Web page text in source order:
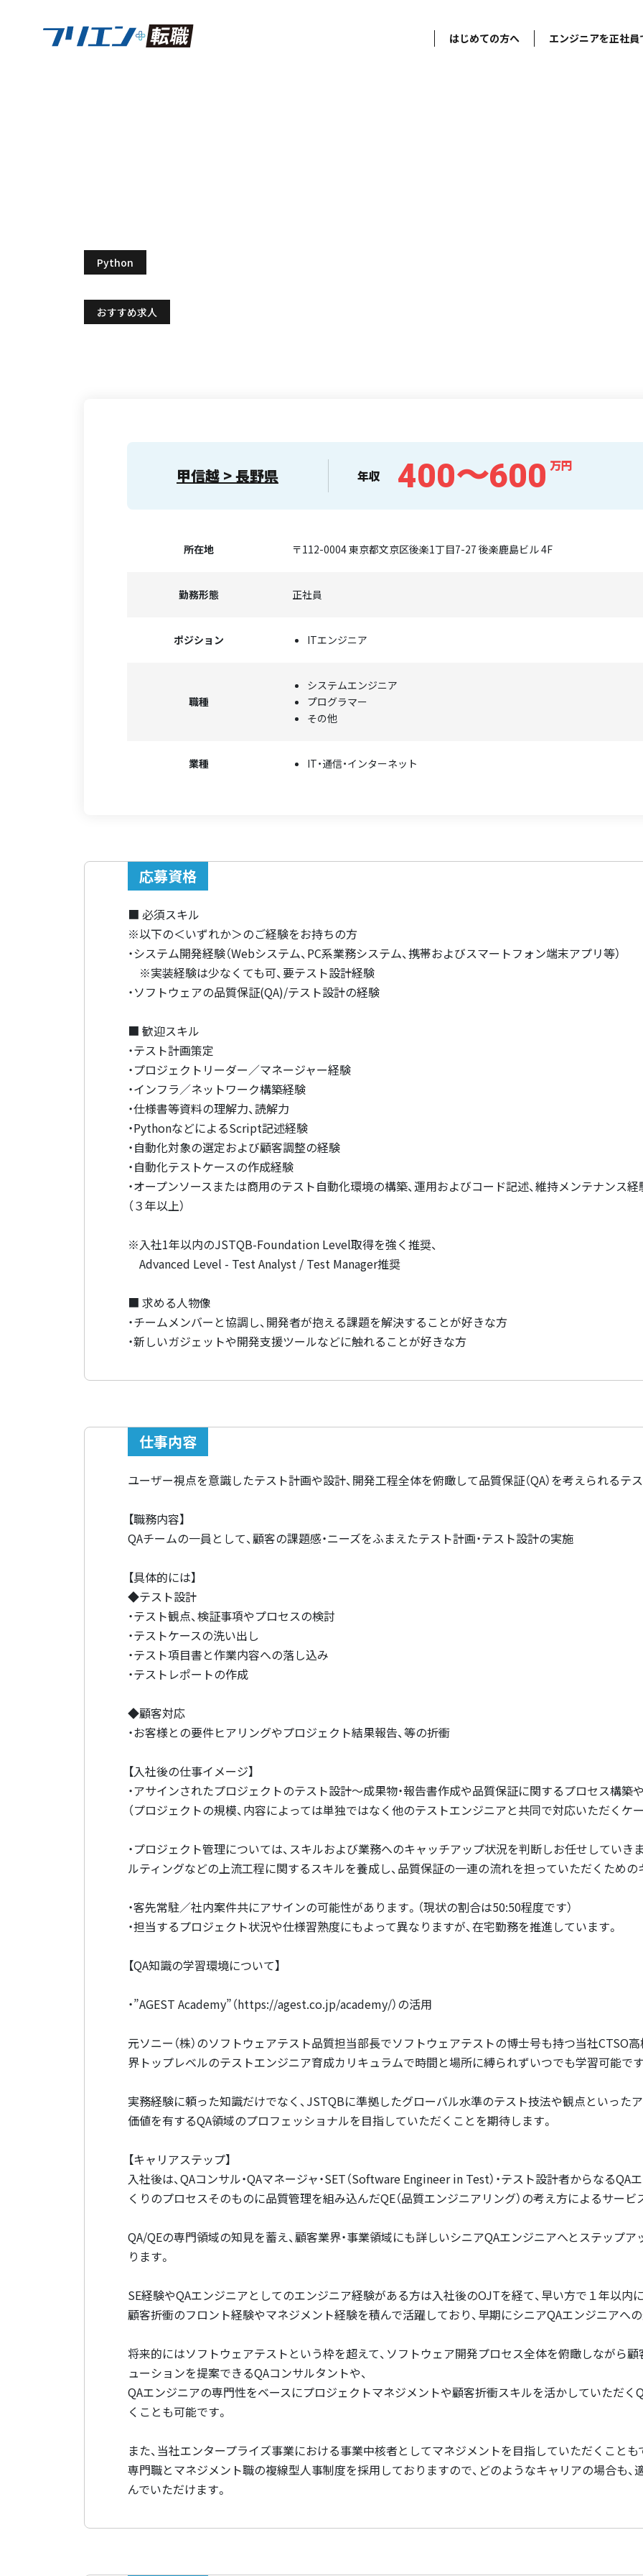
はじめての方へ エンジニアを正社
Python
おすすめ求人
甲信越 > 長野県 年収 400〜600 万円
所在地 〒112-0004 東京都文京区後楽1丁目7-27 後楽鹿島ビル 4F
勤務形態 正社員
ポジション ITエンジニア
職種
システムエンジニア
プログラマー
その他
業種 IT・通信・インターネット
応募資格
■ 必須スキル
※以下の＜いずれか＞のご経験をお持ちの方
・システム開発経験（Webシステム、PC系業務システム、携帯およびスマートフォン端末アプリ等）
※実装経験は少なくても可、要テスト設計経験
・ソフトウェアの品質保証(QA)/テスト設計の経験
■ 歓迎スキル
・テスト計画策定
・プロジェクトリーダー／マネージャー経験
・インフラ／ネットワーク構築経験
・仕様書等資料の理解力、読解力
・PythonなどによるScript記述経験
・自動化対象の選定および顧客調整の経験
・自動化テストケースの作成経験
・オープンソースまたは商用のテスト自動化環境の構築、運用およびコード記述、維持メンテナンス経
（３年以上）
※入社1年以内のJSTQB-Foundation Level取得を強く推奨、
Advanced Level - Test Analyst / Test Manager推奨
■ 求める人物像
・チームメンバーと協調し、開発者が抱える課題を解決することが好きな方
・新しいガジェットや開発支援ツールなどに触れることが好きな方
仕事内容
ユーザー視点を意識したテスト計画や設計、開発工程全体を俯瞰して品質保証（QA）を考えられるテ
【職務内容】
QAチームの一員として、顧客の課題感・ニーズをふまえたテスト計画・テスト設計の実施
【具体的には】
◆テスト設計
・テスト観点、検証事項やプロセスの検討
・テストケースの洗い出し
・テスト項⽬書と作業内容への落し込み
・テストレポートの作成
◆顧客対応
・お客様との要件ヒアリングやプロジェクト結果報告、等の折衝
【⼊社後の仕事イメージ】
・アサインされたプロジェクトのテスト設計〜成果物・報告書作成や品質保証に関するプロセス構築
（プロジェクトの規模、内容によっては単独ではなく他のテストエンジニアと共同で対応いただくケ
・プロジェクト管理については、スキルおよび業務へのキャッチアップ状況を判断しお任せしていき
ルティングなどの上流⼯程に関するスキルを養成し、品質保証の一連の流れを担っていただくため
・客先常駐／社内案件共にアサインの可能性があります。（現状の割合は50:50程度です）
・担当するプロジェクト状況や仕様習熟度にもよって異なりますが、在宅勤務を推進しています。
【QA知識の学習環境について】
・”AGEST Academy”（https://agest.co.jp/academy/）の活用
元ソニー（株）のソフトウェアテスト品質担当部長でソフトウェアテストの博士号も持つ当社CTSO
界トップレベルのテストエンジニア育成カリキュラムで時間と場所に縛られずいつでも学習可能で
実務経験に頼った知識だけでなく、JSTQBに準拠したグローバル水準のテスト技法や観点といった
価値を有するQA領域のプロフェッショナルを目指していただくことを期待します。
【キャリアステップ】
入社後は、QAコンサル・QAマネージャ・SET（Software Engineer in Test）・テスト設計者からなる
くりのプロセスそのものに品質管理を組み込んだQE（品質エンジニアリング）の考え方によるサー
QA/QEの専門領域の知見を蓄え、顧客業界・事業領域にも詳しいシニアQAエンジニアへとステップ
ります。
SE経験やQAエンジニアとしてのエンジニア経験がある方は入社後のOJTを経て、早い方で１年以内
顧客折衝のフロント経験やマネジメント経験を積んで活躍しており、早期にシニアQAエンジニアへ
将来的にはソフトウェアテストという枠を超えて、ソフトウェア開発プロセス全体を俯瞰しながら
ューションを提案できるQAコンサルタントや、
QAエンジニアの専門性をベースにプロジェクトマネジメントや顧客折衝スキルを活かしていただく
くことも可能です。
また、当社エンタープライズ事業における事業中核者としてマネジメントを目指していただくことも
専門職とマネジメント職の複線型人事制度を採用しておりますので、どのようなキャリアの場合も
んでいただけます。